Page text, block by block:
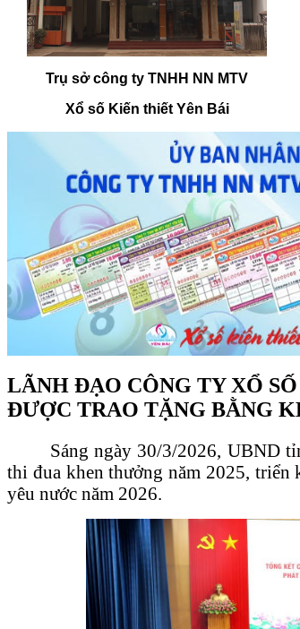
Trụ sở công ty TNHH NN MTV
Xổ số Kiến thiết Yên Bái
LÃNH ĐẠO CÔNG TY XỔ
ĐƯỢC TRAO TẶNG BẰNG
Sáng ngày 30/3/2026, UBND
thi đua khen thưởng năm 2025,
yêu nước năm 2026.